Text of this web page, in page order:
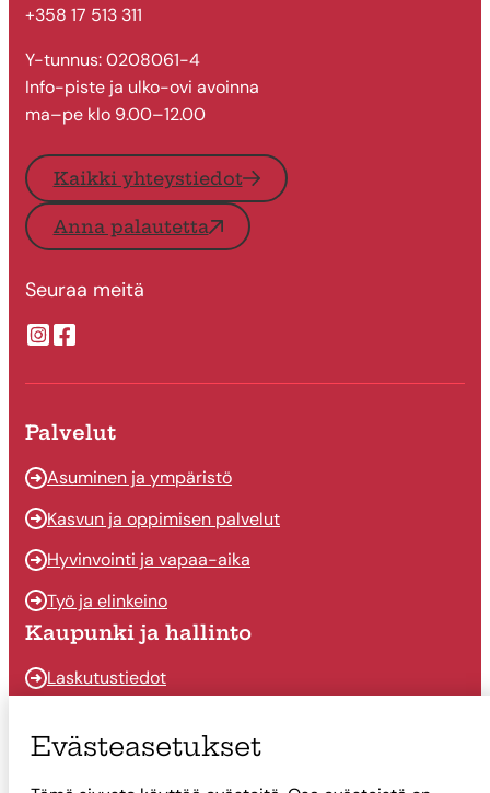
+358 17 513 311
Y-tunnus: 0208061-4
Info-piste ja ulko-ovi avoinna
ma–pe klo 9.00–12.00
Kaikki yhteystiedot
Anna palautetta
Seuraa meitä
Suonenjoen kaupungin Instragram
Suonenjoen kaupungin Facebook
Palvelut
Asuminen ja ympäristö
Kasvun ja oppimisen palvelut
Hyvinvointi ja vapaa-aika
Työ ja elinkeino
Kaupunki ja hallinto
Laskutustiedot
Päätöksenteko
Evästeasetukset